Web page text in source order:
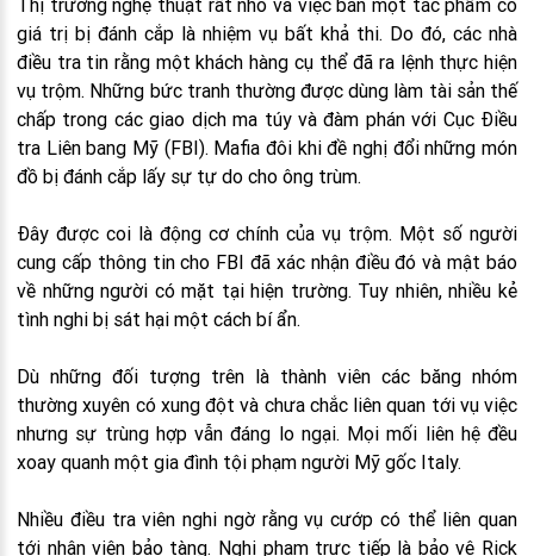
Thị trường nghệ thuật rất nhỏ và việc bán một tác phẩm có
giá trị bị đánh cắp là nhiệm vụ bất khả thi. Do đó, các nhà
điều tra tin rằng một khách hàng cụ thể đã ra lệnh thực hiện
vụ trộm. Những bức tranh thường được dùng làm tài sản thế
chấp trong các giao dịch ma túy và đàm phán với Cục Điều
tra Liên bang Mỹ (FBI). Mafia đôi khi đề nghị đổi những món
đồ bị đánh cắp lấy sự tự do cho ông trùm.
Đây được coi là động cơ chính của vụ trộm. Một số người
cung cấp thông tin cho FBI đã xác nhận điều đó và mật báo
về những người có mặt tại hiện trường. Tuy nhiên, nhiều kẻ
tình nghi bị sát hại một cách bí ẩn.
Dù những đối tượng trên là thành viên các băng nhóm
thường xuyên có xung đột và chưa chắc liên quan tới vụ việc
nhưng sự trùng hợp vẫn đáng lo ngại. Mọi mối liên hệ đều
xoay quanh một gia đình tội phạm người Mỹ gốc Italy.
Nhiều điều tra viên nghi ngờ rằng vụ cướp có thể liên quan
tới nhân viên bảo tàng. Nghi phạm trực tiếp là bảo vệ Rick